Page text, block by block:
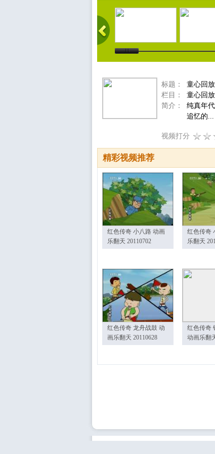
标题：
童心回
栏目：
童心回放
简介：
纯真年
追忆的...
视频打分
精彩视频推荐
红色传奇 小八路 动画
乐翻天 20110702
红色传奇
乐翻天
红色传奇 龙舟战鼓 动
画乐翻天 20110628
红色传奇
动画乐翻